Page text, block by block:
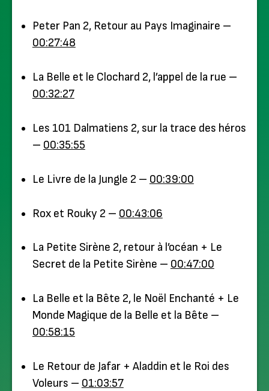
Peter Pan 2, Retour au Pays Imaginaire –
00:27:48
La Belle et le Clochard 2, l’appel de la rue –
00:32:27
Les 101 Dalmatiens 2, sur la trace des héros
– 00:35:55
Le Livre de la Jungle 2 – 00:39:00
Rox et Rouky 2 – 00:43:06
La Petite Sirène 2, retour à l’océan + Le
Secret de la Petite Sirène – 00:47:00
La Belle et la Bête 2, le Noël Enchanté + Le
Monde Magique de la Belle et la Bête –
00:58:15
Le Retour de Jafar + Aladdin et le Roi des
Voleurs – 01:03:57